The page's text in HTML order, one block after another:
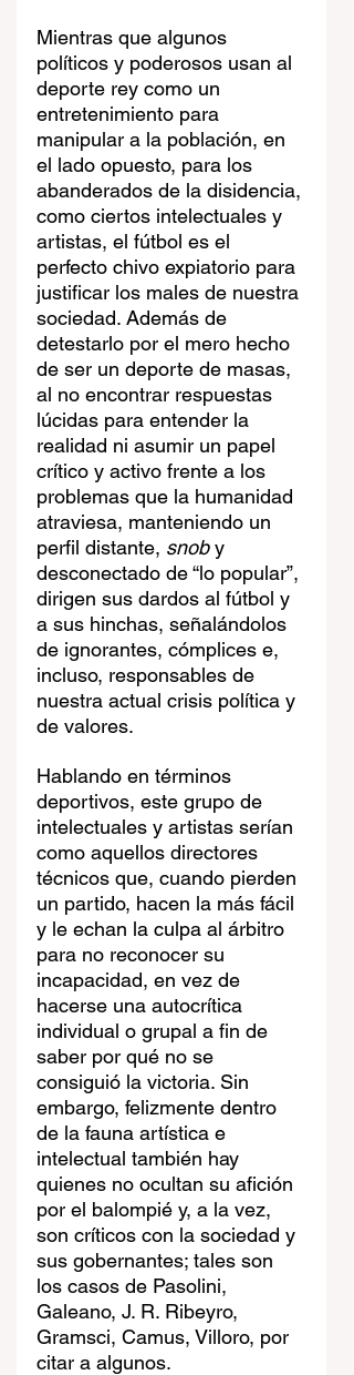
Mientras que algunos
políticos y poderosos usan al
deporte rey como un
entretenimiento para
manipular a la población, en
el lado opuesto, para los
abanderados de la disidencia,
como ciertos intelectuales y
artistas, el fútbol es el
perfecto chivo expiatorio para
justificar los males de nuestra
sociedad. Además de
detestarlo por el mero hecho
de ser un deporte de masas,
al no encontrar respuestas
lúcidas para entender la
realidad ni asumir un papel
crítico y activo frente a los
problemas que la humanidad
atraviesa, manteniendo un
perfil distante, snob y
desconectado de “lo popular”,
dirigen sus dardos al fútbol y
a sus hinchas, señalándolos
de ignorantes, cómplices e,
incluso, responsables de
nuestra actual crisis política y
de valores.
Hablando en términos
deportivos, este grupo de
intelectuales y artistas serían
como aquellos directores
técnicos que, cuando pierden
un partido, hacen la más fácil
y le echan la culpa al árbitro
para no reconocer su
incapacidad, en vez de
hacerse una autocrítica
individual o grupal a fin de
saber por qué no se
consiguió la victoria. Sin
embargo, felizmente dentro
de la fauna artística e
intelectual también hay
quienes no ocultan su afición
por el balompié y, a la vez,
son críticos con la sociedad y
sus gobernantes; tales son
los casos de Pasolini,
Galeano, J. R. Ribeyro,
Gramsci, Camus, Villoro, por
citar a algunos.